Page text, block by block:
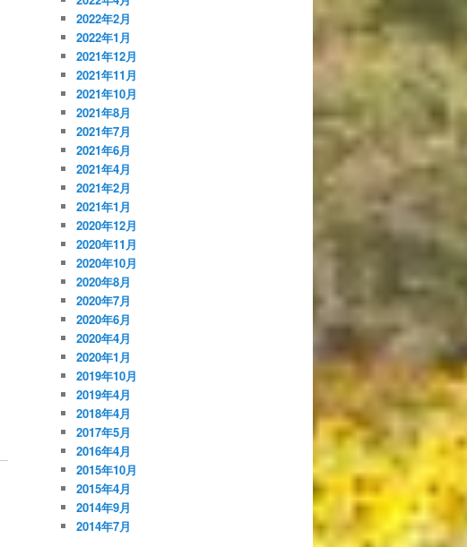
2022年2月
2022年1月
2021年12月
2021年11月
2021年10月
2021年8月
2021年7月
2021年6月
2021年4月
2021年2月
2021年1月
2020年12月
2020年11月
2020年10月
2020年8月
2020年7月
2020年6月
2020年4月
2020年1月
2019年10月
2019年4月
2018年4月
2017年5月
2016年4月
2015年10月
2015年4月
2014年9月
2014年7月